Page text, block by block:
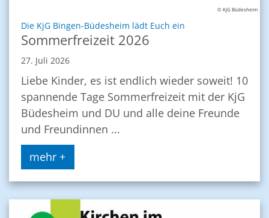
© KjG Büdesheim
Die KjG Bingen-Büdesheim lädt Euch ein
Sommerfreizeit 2026
27. Juli 2026
Liebe Kinder, es ist endlich wieder soweit! 10
spannende Tage Sommerfreizeit mit der KjG
Büdesheim und DU und alle deine Freunde
und Freundinnen ...
mehr +